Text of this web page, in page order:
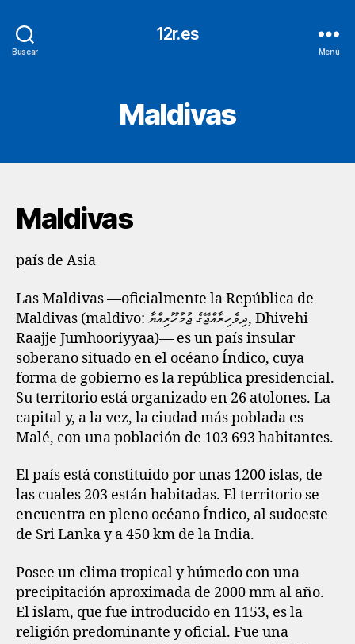
Buscar
12r.es
Menú
Maldivas
Maldivas
país de Asia
Las Maldivas —oficialmente la República de
Maldivas (maldivo: ދިވެހިރާއްޖޭގެ ޖުމުހޫރިއްޔާ, Dhivehi
Raajje Jumhooriyyaa)— es un país insular
soberano situado en el océano Índico, cuya
forma de gobierno es la república presidencial.
Su territorio está organizado en 26 atolones. La
capital y, a la vez, la ciudad más poblada es
Malé, con una población de 103 693 habitantes.
El país está constituido por unas 1200 islas,​ de
las cuales 203 están habitadas. El territorio se
encuentra en pleno océano Índico, al sudoeste
de Sri Lanka y a 450 km de la India.
Posee un clima tropical y húmedo con una
precipitación aproximada de 2000 mm al año.
El islam, que fue introducido en 1153, es la
religión predominante y oficial. Fue una